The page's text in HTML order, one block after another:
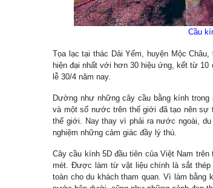
Cầu
Tọa lạc tại thác Dải Yếm, huyện Mộc
hiện đại nhất với hơn 30 hiệu ứng, kết từ
lễ 30/4 năm nay.
Dường như những cây cầu bằng kính
và một số nước trên thế giới đã tạo nên sự
thế giới. Nay thay vì phải ra nước ngoài,
nghiệm những cảm giác đầy lý thú.
Cây cầu kính 5D đầu tiên của Việt Nam
mét. Được làm từ vật liệu chính là sắt thép
toàn cho du khách tham quan. Vì làm bằng